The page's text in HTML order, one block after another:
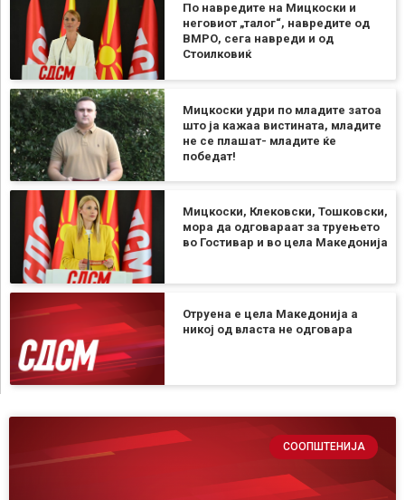
По навредите на Мицкоски и
неговиот „талог“, навредите од
ВМРО, сега навреди и од
Стоилковиќ
Мицкоски удри по младите затоа
што ја кажаа вистината, младите
не се плашат- младите ќе
победат!
Мицкоски, Клековски, Тошковски,
мора да одговараат за труењето
во Гостивар и во цела Македонија
Отруена е цела Македонија а
никој од власта не одговара
СООПШТЕНИЈА